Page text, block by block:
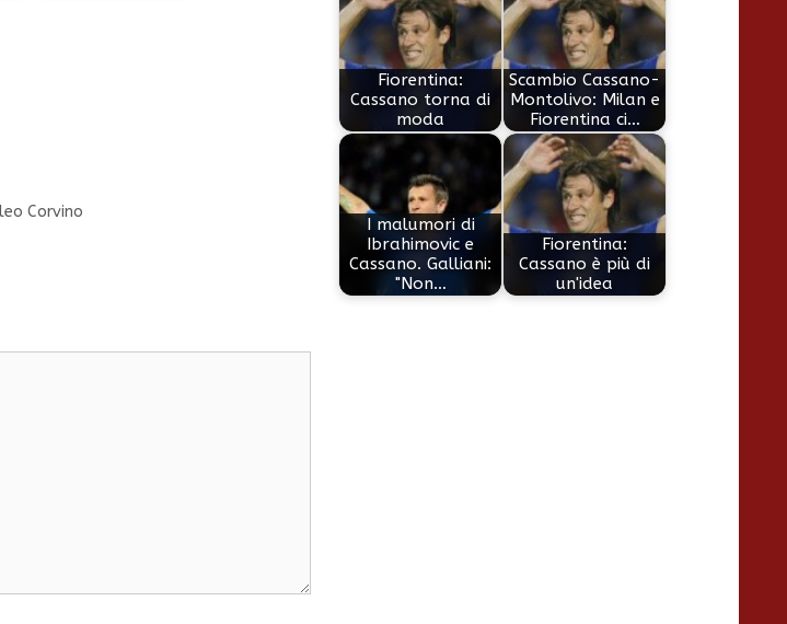
Corvino
Fiorentina:
Cassano torna di
moda
Scambio Cassano-
Montolivo: Milan e
Fiorentina ci…
I malumori di
Ibrahimovic e
Cassano. Galliani:
"Non…
Fiorentina:
Cassano è più di
un'idea